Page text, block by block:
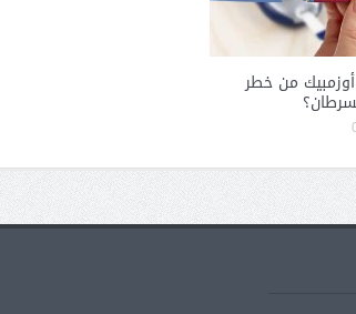
من خطر